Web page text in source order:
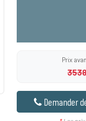
Prix
Demander